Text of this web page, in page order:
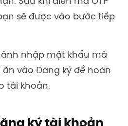
sẽ được vào bước tiếp
nhập mật khẩu mà
ấn vào Đăng ký để hoàn
tài khoản.